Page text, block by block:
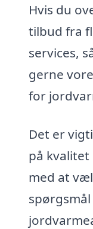
Hvis du
tilbud fra
services,
gerne
for
Det er
på
med at